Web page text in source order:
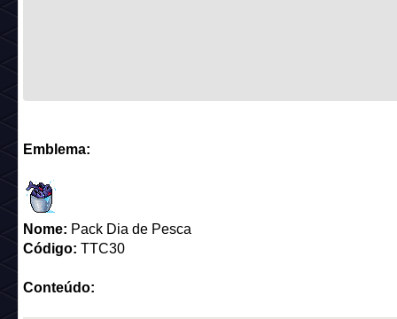
Emblema:
Nome: Pack Dia de Pesca
Código: TTC30
Conteúdo: